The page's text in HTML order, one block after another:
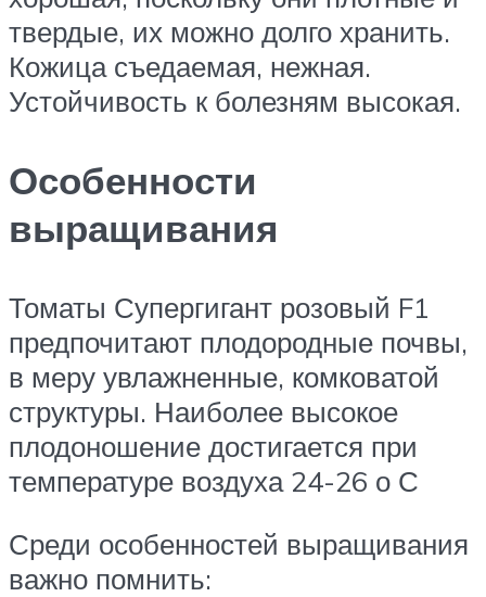
твердые, их можно долго хранить.
Кожица съедаемая, нежная.
Устойчивость к болезням высокая.
Особенности
выращивания
Томаты Супергигант розовый F1
предпочитают плодородные почвы,
в меру увлажненные, комковатой
структуры. Наиболее высокое
плодоношение достигается при
температуре воздуха 24-26 о С
Среди особенностей выращивания
важно помнить: